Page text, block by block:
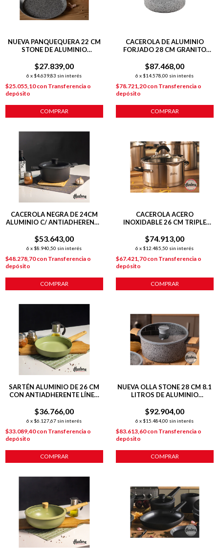
NUEVA PANQUEQUERA 22 CM
STONE DE ALUMINIO
P/ INDUCCIÓN
$27.839,00
6 x $4.639,83 sin interés
$25.055,10con Transferencia o
depósito
COMPRAR
CACEROLA DE ALUMINIO
FORJADO 28 CM GRANITO
$87.468,00
6 x $14.578,00 sin interés
$78.721,20con Transferencia o
depósito
COMPRAR
CACEROLA NEGRA DE 24CM
ALUMINIO C/ ANTIADHERENTE
$53.643,00
6 x $8.940,50 sin interés
$48.278,70con Transferencia o
depósito
COMPRAR
CACEROLA ACERO
INOXIDABLE 26 CM TRIPLE
PLATEADO
$74.913,00
6 x $12.485,50 sin interés
$67.421,70con Transferencia o
depósito
COMPRAR
SARTÉN ALUMINIO DE 26 CM
CON ANTIADHERENTE LÍNEA
$36.766,00
6 x $6.127,67 sin interés
$33.089,40con Transferencia o
depósito
COMPRAR
NUEVA OLLA STONE 28 CM 8.1
LITROS DE ALUMINIO
$92.904,00
6 x $15.484,00 sin interés
$83.613,60con Transferencia o
depósito
COMPRAR